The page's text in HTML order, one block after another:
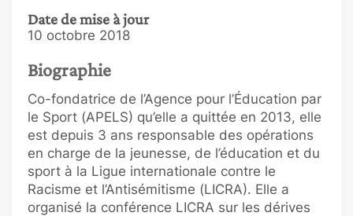
Date de mise à jour
10 octobre 2018
Biographie
Co-fondatrice de l’Agence pour l’Éducation par
le Sport (APELS) qu’elle a quittée en 2013, elle
est depuis 3 ans responsable des opérations
en charge de la jeunesse, de l’éducation et du
sport à la Ligue internationale contre le
Racisme et l’Antisémitisme (LICRA). Elle a
organisé la conférence LICRA sur les dérives